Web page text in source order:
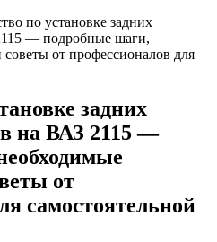
по установке задних
— подробные шаги,
от профессионалов для
задних
на ВАЗ 2115 —
от
самостоятельной